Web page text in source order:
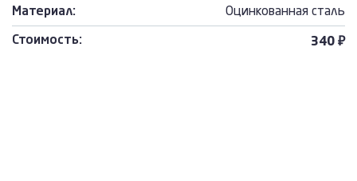
Материал: Оцинкованная сталь
Стоимость: 340 ₽